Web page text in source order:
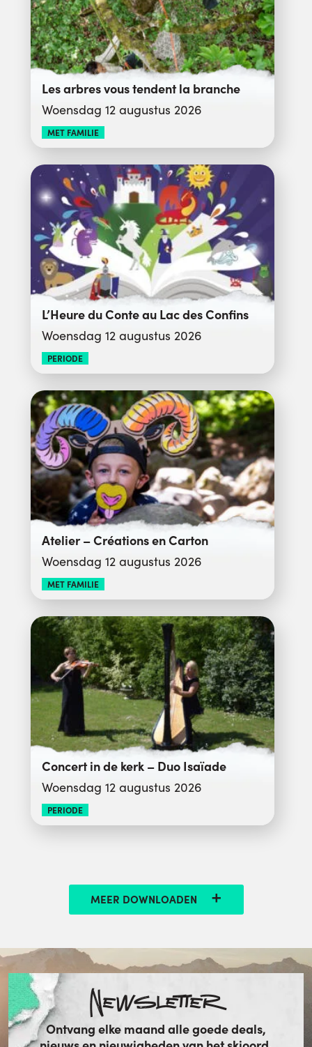
Les arbres vous tendent la branche
Woensdag 12 augustus 2026
MET FAMILIE
L’Heure du Conte au Lac des Confins
Woensdag 12 augustus 2026
PERIODE
Atelier – Créations en Carton
Woensdag 12 augustus 2026
MET FAMILIE
Concert in de kerk – Duo Isaïade
Woensdag 12 augustus 2026
PERIODE
MEER DOWNLOADEN
Newsletter
Ontvang elke maand alle goede deals,